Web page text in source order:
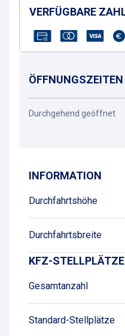
VERFÜGBARE
ÖFFNUNGSZEITEN
Durchgehend geöffnet
INFORMATION
Durchfahrtshöhe
Durchfahrtsbreite
KFZ-STELLPLÄTZE
Gesamtanzahl
Standard-Stellplätze